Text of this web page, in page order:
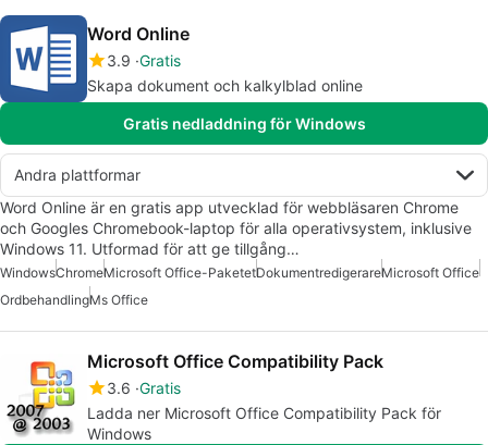
Word Online
3.9 Gratis
Skapa dokument och kalkylblad online
Gratis nedladdning för Windows
Andra plattformar
Word Online är en gratis app utvecklad för webbläsaren Chrome
och Googles Chromebook-laptop för alla operativsystem, inklusive
Windows 11. Utformad för att ge tillgång…
WindowsChromeMicrosoft Office-PaketetDokumentredigerareMicrosoft Office
OrdbehandlingMs Office
Microsoft Office Compatibility Pack
3.6 Gratis
Ladda ner Microsoft Office Compatibility Pack för
Windows